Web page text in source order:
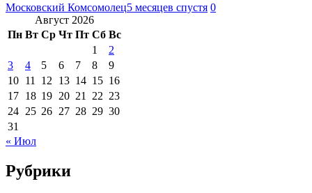
Московский Комсомолец5 месяцев спустя 0
Август 2026
Пн Вт Ср Чт Пт Сб Вс
1
2
3
4 5 6 7 8
9
10 11 12 13 14 15 16
17 18 19 20 21 22 23
24 25 26 27 28 29 30
31
« Июл
Рубрики